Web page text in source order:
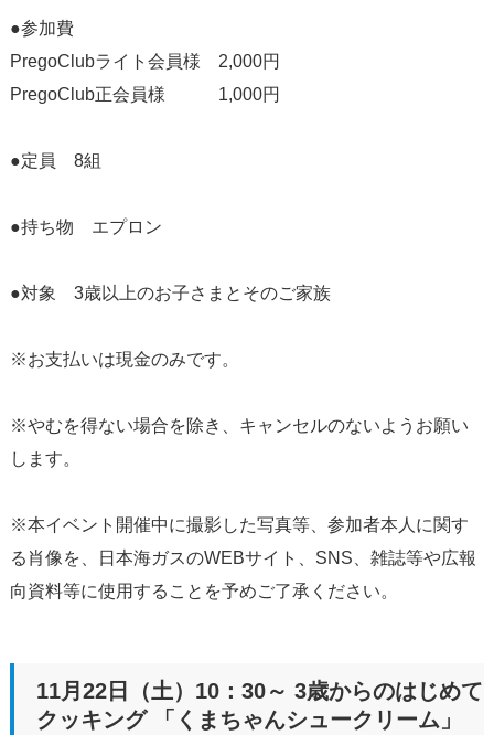
●参加費
PregoClubライト会員様 2,000円
PregoClub正会員様 1,000円
●定員 8組
●持ち物 エプロン
●対象 3歳以上のお子さまとそのご家族
※お支払いは現金のみです。
※やむを得ない場合を除き、キャンセルのないようお願い
します。
※本イベント開催中に撮影した写真等、参加者本人に関す
る肖像を、日本海ガスのWEBサイト、SNS、雑誌等や広報
向資料等に使用することを予めご了承ください。
11月22日（土）10：30～ 3歳からのはじめて
クッキング 「くまちゃんシュークリーム」